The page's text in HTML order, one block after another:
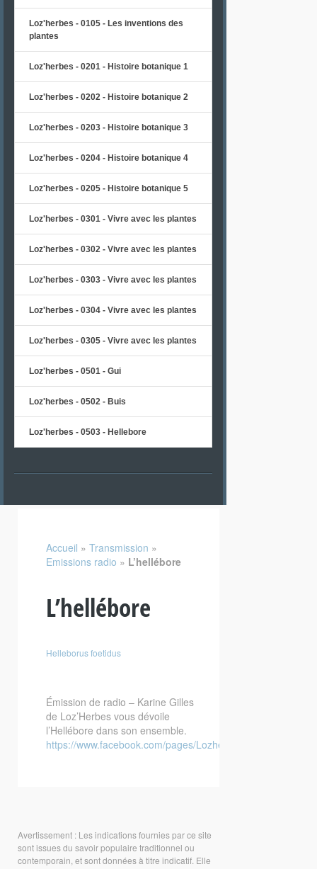
Loz'herbes - 0105 - Les inventions des
plantes
Loz'herbes - 0201 - Histoire botanique 1
Loz'herbes - 0202 - Histoire botanique 2
Loz'herbes - 0203 - Histoire botanique 3
Loz'herbes - 0204 - Histoire botanique 4
Loz'herbes - 0205 - Histoire botanique 5
Loz'herbes - 0301 - Vivre avec les plantes
Loz'herbes - 0302 - Vivre avec les plantes
Loz'herbes - 0303 - Vivre avec les plantes
Loz'herbes - 0304 - Vivre avec les plantes
Loz'herbes - 0305 - Vivre avec les plantes
Loz'herbes - 0501 - Gui
Loz'herbes - 0502 - Buis
Loz'herbes - 0503 - Hellebore
Accueil » Transmission »
Emissions radio » L’hellébore
L’hellébore
Helleborus foetidus
Émission de radio – Karine Gilles
de Loz’Herbes vous dévoile
l’Hellébore dans son ensemble.
https://www.facebook.com/pages/Lozherbes/
Avertissement : Les indications fournies par ce site
sont issues du savoir populaire traditionnel ou
contemporain, et sont données à titre indicatif. Elle